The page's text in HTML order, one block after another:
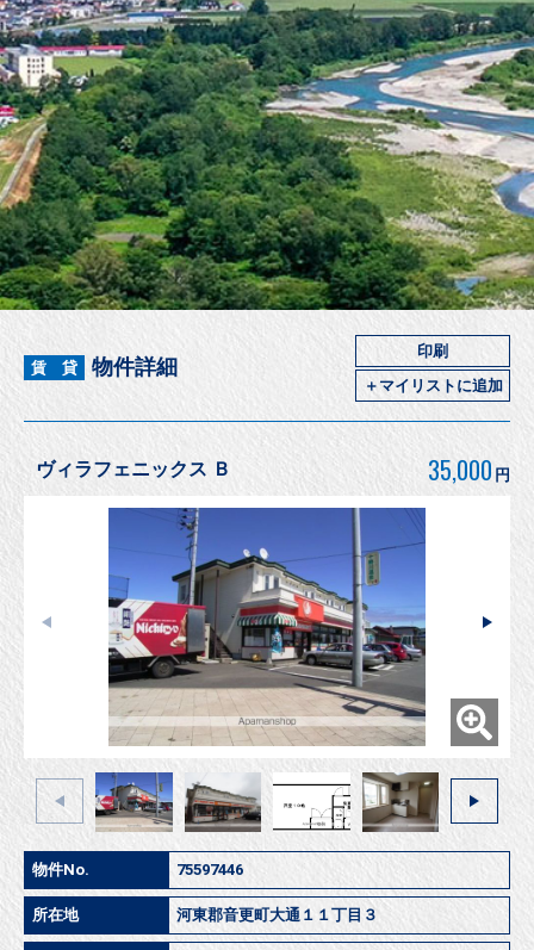
賃 貸 物件詳細
印刷
＋マイリストに追加
ヴィラフェニックス Ｂ 35,000 円
物件No. 75597446
所在地 河東郡音更町大通１１丁目３